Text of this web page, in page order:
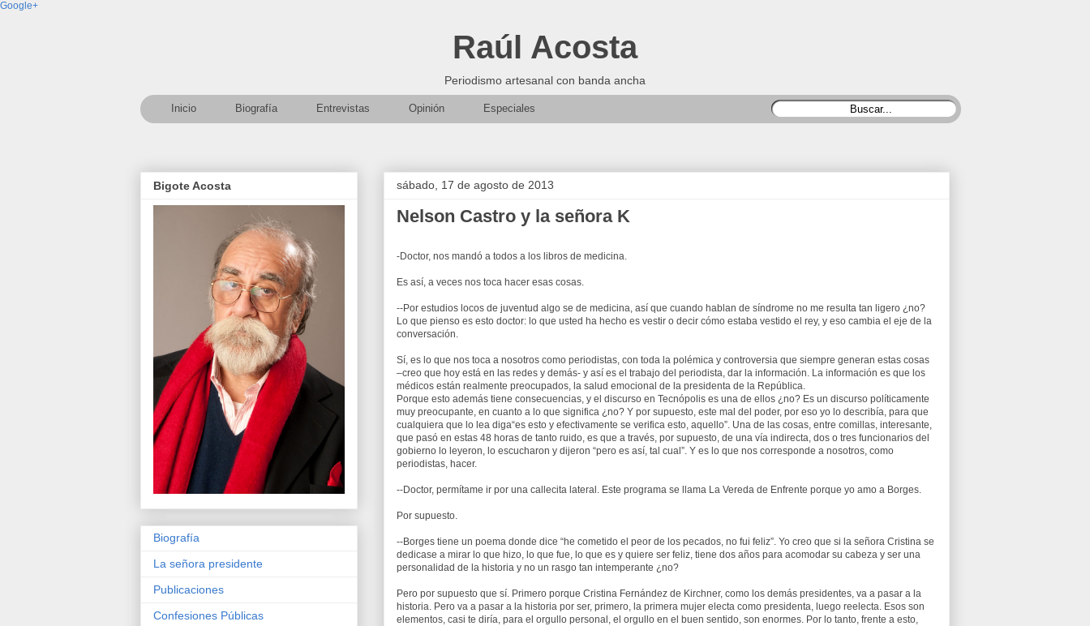
Google+
Raúl Acosta
Periodismo artesanal con banda ancha
Inicio Biografía Entrevistas Opinión Especiales
sábado, 17 de agosto de 2013
Nelson Castro y la señora K
-Doctor, nos mandó a todos a los libros de medicina.
Es así, a veces nos toca hacer esas cosas.
--Por estudios locos de juventud algo se de medicina, así que cuando hablan de síndrome no me resulta tan ligero ¿no?
Lo que pienso es esto doctor: lo que usted ha hecho es vestir o decir cómo estaba vestido el rey, y eso cambia el eje de la
conversación.
Sí, es lo que nos toca a nosotros como periodistas, con toda la polémica y controversia que siempre generan estas cosas
–creo que hoy está en las redes y demás- y así es el trabajo del periodista, dar la información. La información es que los
médicos están realmente preocupados, la salud emocional de la presidenta de la República.
Porque esto además tiene consecuencias, y el discurso en Tecnópolis es una de ellos ¿no? Es un discurso políticamente
muy preocupante, en cuanto a lo que significa ¿no? Y por supuesto, este mal del poder, por eso yo lo describía, para que
cualquiera que lo lea diga“es esto y efectivamente se verifica esto, aquello”. Una de las cosas, entre comillas, interesante,
que pasó en estas 48 horas de tanto ruido, es que a través, por supuesto, de una vía indirecta, dos o tres funcionarios del
gobierno lo leyeron, lo escucharon y dijeron “pero es así, tal cual”. Y es lo que nos corresponde a nosotros, como
periodistas, hacer.
--Doctor, permítame ir por una callecita lateral. Este programa se llama La Vereda de Enfrente porque yo amo a Borges.
Por supuesto.
--Borges tiene un poema donde dice “he cometido el peor de los pecados, no fui feliz”. Yo creo que si la señora Cristina se
dedicase a mirar lo que hizo, lo que fue, lo que es y quiere ser feliz, tiene dos años para acomodar su cabeza y ser una
personalidad de la historia y no un rasgo tan intemperante ¿no?
Pero por supuesto que sí. Primero porque Cristina Fernández de Kirchner, como los demás presidentes, va a pasar a la
historia. Pero va a pasar a la historia por ser, primero, la primera mujer electa como presidenta, luego reelecta. Esos son
elementos, casi te diría, para el orgullo personal, el orgullo en el buen sentido, son enormes. Por lo tanto, frente a esto,
Bigote Acosta
Biografía
La señora presidente
Publicaciones
Confesiones Públicas